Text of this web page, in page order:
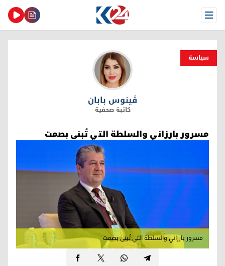
Open Menu
سیاسة
ڤینوس بابان
ڤینوس بابان
كاتبة صحفية
مسرور بارزاني والسلطة التي تُبنى بصمت
مسرور بارزاني والسلطة التي تُبنى بصمت